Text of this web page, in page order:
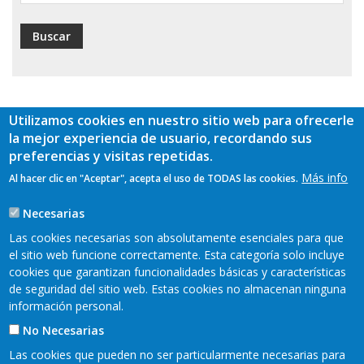
Utilizamos cookies en nuestro sitio web para ofrecerle
la mejor experiencia de usuario, recordando sus
preferencias y visitas repetidas.
Al hacer clic en "Aceptar", acepta el uso de TODAS las cookies. Más info
Necesarias
Las cookies necesarias son absolutamente esenciales para que
el sitio web funcione correctamente. Esta categoría solo incluye
cookies que garantizan funcionalidades básicas y características
de seguridad del sitio web. Estas cookies no almacenan ninguna
información personal.
No Necesarias
Las cookies que pueden no ser particularmente necesarias para